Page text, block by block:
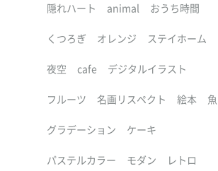
隠れハート animal おうち時間
くつろぎ オレンジ ステイホーム
夜空 cafe デジタルイラスト
フルーツ 名画リスペクト 絵本 魚
グラデーション ケーキ
パステルカラー モダン レトロ